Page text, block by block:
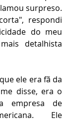
surpreso.
respondi
do meu
detalhista
ele era fã da
me disse, era o
empresa de
Ele